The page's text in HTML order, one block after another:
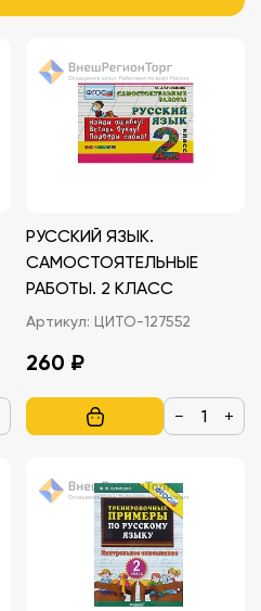
РУССКИЙ ЯЗЫК.
САМОСТОЯТЕЛЬНЫЕ
РАБОТЫ. 2 КЛАСС
Артикул: ЦИТО-127552
260 ₽
− +